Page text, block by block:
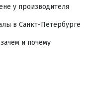
у производителя
в Санкт-Петербурге
и почему